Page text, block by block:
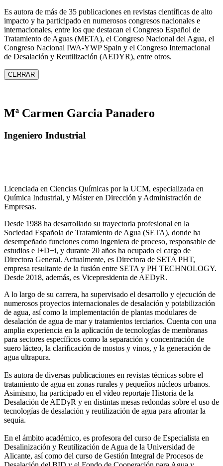
Es autora de más de 35 publicaciones en revistas científicas de alto
impacto y ha participado en numerosos congresos nacionales e
internacionales, entre los que destacan el Congreso Español de
Tratamiento de Aguas (META), el Congreso Nacional del Agua, el
Congreso Nacional IWA‑YWP Spain y el Congreso Internacional
de Desalación y Reutilización (AEDYR), entre otros.
CERRAR
Mª Carmen Garcia Panadero
Ingeniero Industrial
Licenciada en Ciencias Químicas por la UCM, especializada en
Química Industrial, y Máster en Dirección y Administración de
Empresas.
Desde 1988 ha desarrollado su trayectoria profesional en la
Sociedad Española de Tratamiento de Agua (SETA), donde ha
desempeñado funciones como ingeniera de proceso, responsable de
estudios e I+D+i, y durante 20 años ha ocupado el cargo de
Directora General. Actualmente, es Directora de SETA PHT,
empresa resultante de la fusión entre SETA y PH TECHNOLOGY.
Desde 2018, además, es Vicepresidenta de AEDyR.
A lo largo de su carrera, ha supervisado el desarrollo y ejecución de
numerosos proyectos internacionales de desalación y potabilización
de agua, así como la implementación de plantas modulares de
desalación de agua de mar y tratamientos terciarios. Cuenta con una
amplia experiencia en la aplicación de tecnologías de membranas
para sectores específicos como la separación y concentración de
suero lácteo, la clarificación de mostos y vinos, y la generación de
agua ultrapura.
Es autora de diversas publicaciones en revistas técnicas sobre el
tratamiento de agua en zonas rurales y pequeños núcleos urbanos.
Asimismo, ha participado en el vídeo reportaje Historia de la
Desalación de AEDyR y en distintas mesas redondas sobre el uso de
tecnologías de desalación y reutilización de agua para afrontar la
sequía.
En el ámbito académico, es profesora del curso de Especialista en
Desalinización y Reutilización de Agua de la Universidad de
Alicante, así como del curso de Gestión Integral de Procesos de